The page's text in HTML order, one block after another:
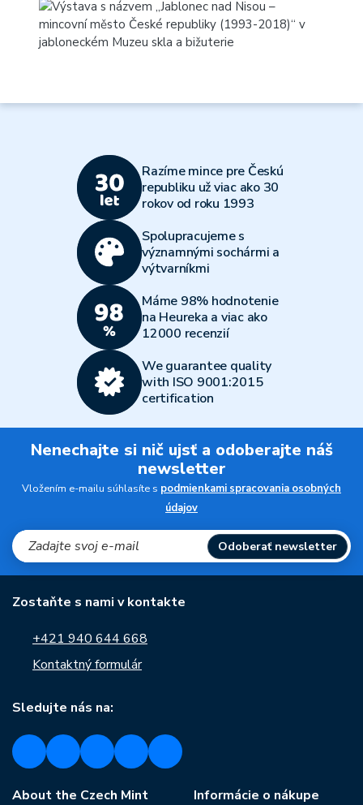
Razíme mince pre Českú
republiku už viac ako 30
rokov od roku 1993
Spolupracujeme s
významnými sochármi a
výtvarníkmi
Máme 98% hodnotenie
na Heureka a viac ako
12000 recenzií
We guarantee quality
with ISO 9001:2015
certification
Nenechajte si nič ujsť a odoberajte náš
newsletter
Vložením e-mailu súhlasíte s podmienkami spracovania osobných
údajov
Odoberať newsletter
Zostaňte s nami v kontakte
+421 940 644 668
Kontaktný formulár
Sledujte nás na:
About the Czech Mint Informácie o nákupe